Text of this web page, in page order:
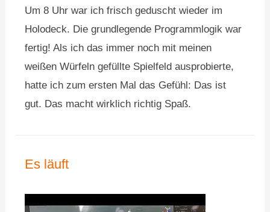
Um 8 Uhr war ich frisch geduscht wieder im
Holodeck. Die grundlegende Programmlogik war
fertig! Als ich das immer noch mit meinen
weißen Würfeln gefüllte Spielfeld ausprobierte,
hatte ich zum ersten Mal das Gefühl: Das ist
gut. Das macht wirklich richtig Spaß.
Es läuft